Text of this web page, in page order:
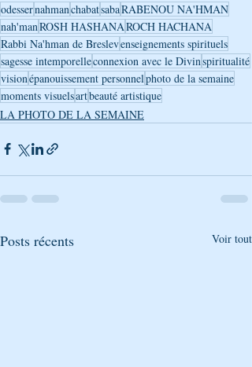
odessernahmanchabatsabaRABENOU NA'HMAN
nah'manROSH HASHANAROCH HACHANA
Rabbi Na'hman de Breslevenseignements spirituels
sagesse intemporelleconnexion avec le Divinspiritualité
visionépanouissement personnelphoto de la semaine
moments visuelsartbeauté artistique
LA PHOTO DE LA SEMAINE
Posts récents Voir tout